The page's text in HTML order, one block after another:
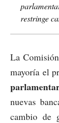
restringe
La
mayoría el
nuevas
cambio de